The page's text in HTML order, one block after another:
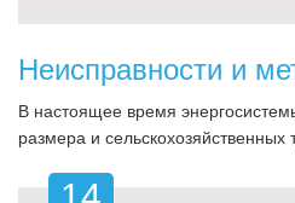
В настоящее время
размера и сельскохозяйственных